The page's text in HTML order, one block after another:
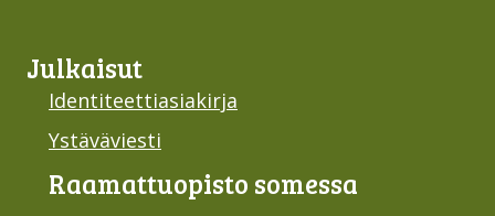
Julkaisut
Identiteettiasiakirja
Ystäväviesti
Raamattu­opisto somessa